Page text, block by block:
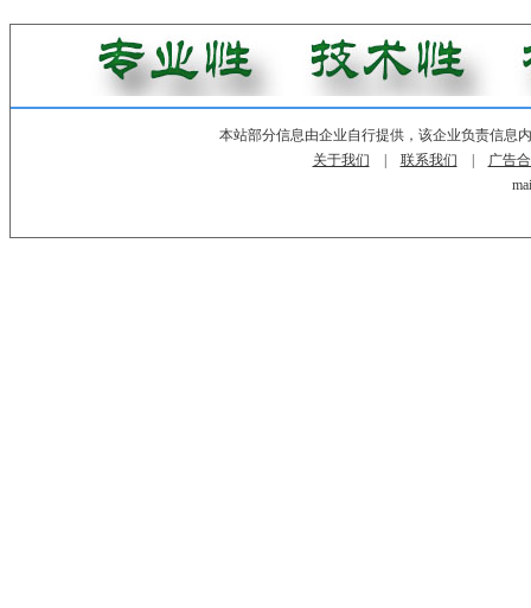
本站部分信息由企业自行提供，该企业负责信息
关于我们
联系我们
广告